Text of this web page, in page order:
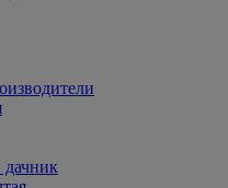
дачник